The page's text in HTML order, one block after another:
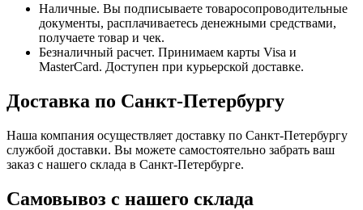
Наличные. Вы подписываете товаросопроводительные
документы, расплачиваетесь денежными средствами,
получаете товар и чек.
Безналичный расчет. Принимаем карты Visa и
MasterCard. Доступен при курьерской доставке.
Доставка по Санкт-Петербургу
Наша компания осуществляет доставку по Санкт-Петербургу
службой доставки. Вы можете самостоятельно забрать ваш
заказ с нашего склада в Санкт-Петербурге.
Самовывоз с нашего склада